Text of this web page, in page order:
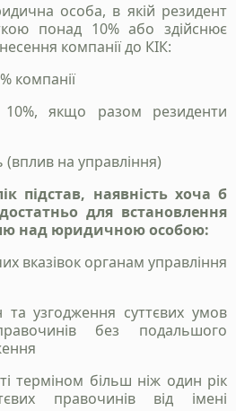
особа, в якій резидент
понад 10% або здійснює
компанії до КІК:
компанії
якщо разом резиденти
на управління)
підстав, наявність хоча б
для встановлення
над юридичною особою:
вказівок органам управління
узгодження суттєвих умов
без подальшого
терміном більш ніж один рік
правочинів від імені